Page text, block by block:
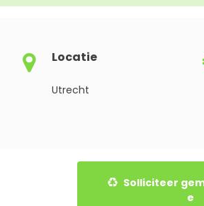
Locatie
Utrecht
e